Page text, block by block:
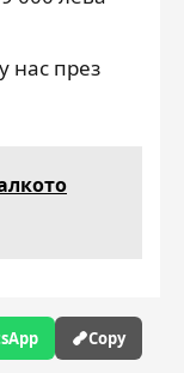
нас през
Copy